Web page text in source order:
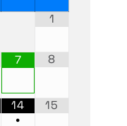
1
7 8
14
•
15